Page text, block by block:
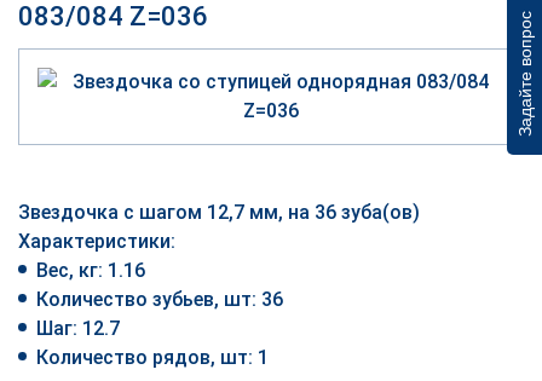
Задайте вопрос
083/084 Z=036
Звездочка с шагом 12,7 мм, на 36 зуба(ов)
Характеристики:
Вес, кг: 1.16
Количество зубьев, шт: 36
Шаг: 12.7
Количество рядов, шт: 1